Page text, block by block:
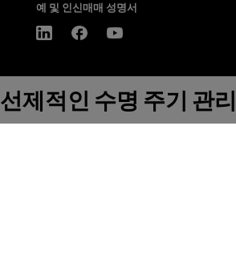
예 및 인신매매 성명서
선제적인 수명 주기 관